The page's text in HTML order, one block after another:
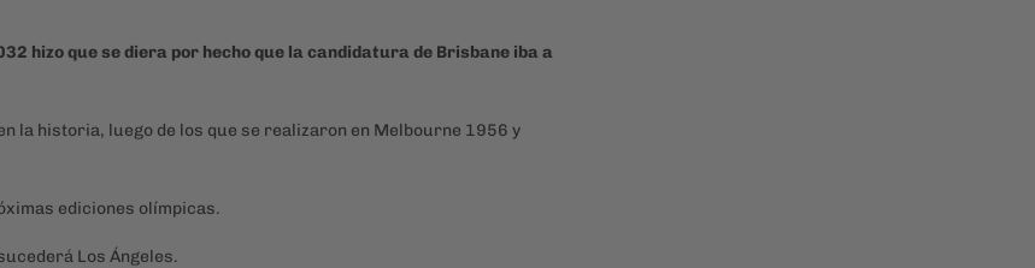
hizo que se diera por hecho que la candidatura de Brisbane iba a
la historia, luego de los que se realizaron en Melbourne 1956 y
ediciones olímpicas.
Los Ángeles.